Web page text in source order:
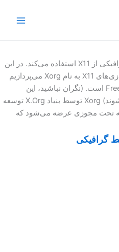
FreeBSD برای ارائه یک رابط گرافیکی از X11 استفاده می‌کند. در این
مقاله به بررسی یکی از پیاده‌سازی‌های X11 به نام Xorg می‌پردازیم
که Xserver پیش فرض در FreeBSD است. (نگران نباشید، این
اصطلاحات به زودی تشریح می‌شوند) Xorg توسط بنیاد X.Org توسعه
تحت مجوزی عرضه می‌شود که
گرافیکی